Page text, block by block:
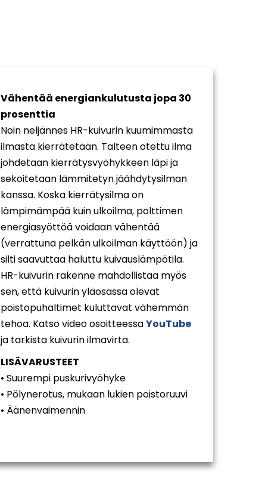
Vähentää energiankulutusta jopa 30
prosenttia
Noin neljännes HR-kuivurin kuumimmasta
ilmasta kierrätetään. Talteen otettu ilma
johdetaan kierrätysvyöhykkeen läpi ja
sekoitetaan lämmitetyn jäähdytysilman
kanssa. Koska kierrätysilma on
lämpimämpää kuin ulkoilma, polttimen
energiasyöttöä voidaan vähentää
(verrattuna pelkän ulkoilman käyttöön) ja
silti saavuttaa haluttu kuivauslämpötila.
HR-kuivurin rakenne mahdollistaa myös
sen, että kuivurin yläosassa olevat
poistopuhaltimet kuluttavat vähemmän
tehoa. Katso video osoitteessaYouTube
ja tarkista kuivurin ilmavirta.
LISÄVARUSTEET
• Suurempi puskurivyöhyke
• Pölynerotus, mukaan lukien poistoruuvi
• Äänenvaimennin